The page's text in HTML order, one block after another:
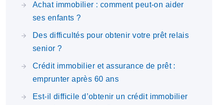
Achat immobilier : comment peut-on aider
ses enfants ?
Des difficultés pour obtenir votre prêt relais
senior ?
Crédit immobilier et assurance de prêt :
emprunter après 60 ans
Est-il difficile d’obtenir un crédit immobilier